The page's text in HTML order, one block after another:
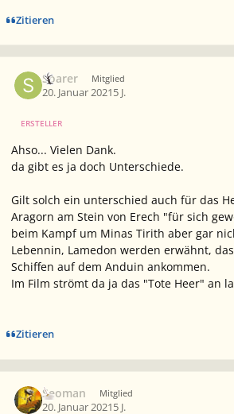
Zitieren
Soarer Mitglied
20. Januar 20215 J.
ERSTELLER
Ahso... Vielen Dank.
da gibt es ja doch Unterschiede.
Gilt solch ein unterschied auch für das
Aragorn am Stein von Erech "für sich
beim Kampf um Minas Tirith aber gar
Lebennin, Lamedon werden erwähnt,
Schiffen auf dem Anduin ankommen.
Im Film strömt da ja das "Tote Heer" an
Zitieren
Seoman Mitglied
20. Januar 20215 J.